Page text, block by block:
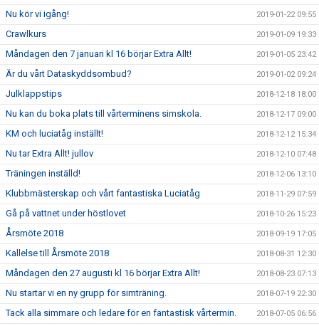
Nu kör vi igång! 2019-01-22 09:55
Crawlkurs 2019-01-09 19:33
Måndagen den 7 januari kl 16 börjar Extra Allt! 2019-01-05 23:42
Är du vårt Dataskyddsombud? 2019-01-02 09:24
Julklappstips 2018-12-18 18:00
Nu kan du boka plats till vårterminens simskola. 2018-12-17 09:00
KM och luciatåg inställt! 2018-12-12 15:34
Nu tar Extra Allt! jullov 2018-12-10 07:48
Träningen inställd! 2018-12-06 13:10
Klubbmästerskap och vårt fantastiska Luciatåg 2018-11-29 07:59
Gå på vattnet under höstlovet 2018-10-26 15:23
Årsmöte 2018 2018-09-19 17:05
Kallelse till Årsmöte 2018 2018-08-31 12:30
Måndagen den 27 augusti kl 16 börjar Extra Allt! 2018-08-23 07:13
Nu startar vi en ny grupp för simträning. 2018-07-19 22:30
Tack alla simmare och ledare för en fantastisk vårtermin. 2018-07-05 06:56